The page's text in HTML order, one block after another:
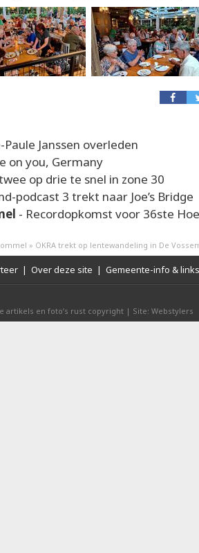
Paule Janssen overleden
on you, Germany
op drie te snel in zone 30
podcast 3 trekt naar Joe’s Bridge
- Recordopkomst voor 36ste
» OKRA trekt op lentewandeling in De
| Over deze site | Gemeente-info & links
artikels en foto’s rust copyright | Site: Webstylers